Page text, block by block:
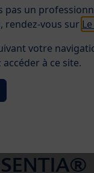
pas un
rendez-vous sur
votre
à ce site.